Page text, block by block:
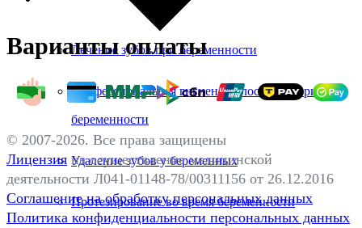
Лечение зубов при беременности
Профессиональная гигиена полости рта при
беременности
Удаление зубов у беременных
Протезирование во время беременности
© 2007-2026. Все права защищены
Лицензия на осуществление медицинской
деятельности Л041-01148-78/00311156 от 26.12.2016
Соглашение на обработку персональных данных
Политика конфиденциальности персональных данных
Варианты оплаты